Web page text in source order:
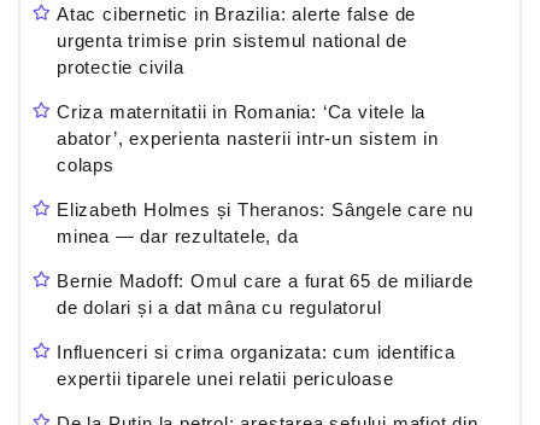
Atac cibernetic in Brazilia: alerte false de
urgenta trimise prin sistemul national de
protectie civila
Criza maternitatii in Romania: ‘Ca vitele la
abator’, experienta nasterii intr-un sistem in
colaps
Elizabeth Holmes și Theranos: Sângele care nu
minea — dar rezultatele, da
Bernie Madoff: Omul care a furat 65 de miliarde
de dolari și a dat mâna cu regulatorul
Influenceri si crima organizata: cum identifica
expertii tiparele unei relatii periculoase